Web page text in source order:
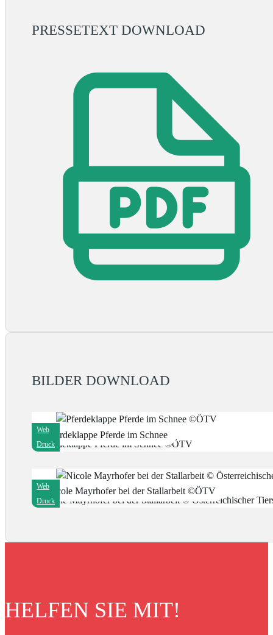
PRESSETEXT DOWNLOAD
BILDER DOWNLOAD
Pferdeklappe Pferde im Schnee
Web
Druck
Nicole Mayrhofer bei der Stallarbeit ©ÖTV
Web
Druck
HELFEN SIE MIT!